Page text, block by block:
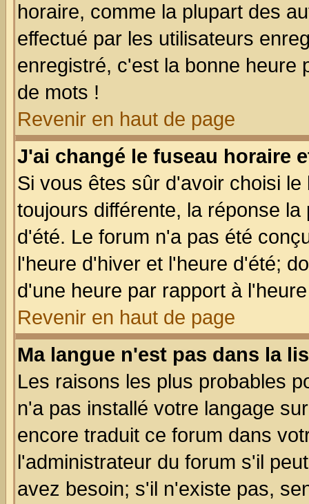
horaire, comme la plupart des
effectué par les utilisateurs
enregistré, c'est la bonne heure
de mots !
Revenir en haut de page
J'ai changé le fuseau horaire
Si vous êtes sûr d'avoir choisi
toujours différente, la réponse
d'été. Le forum n'a pas été
l'heure d'hiver et l'heure d'été;
d'une heure par rapport à
Revenir en haut de page
Ma langue n'est pas dans la
Les raisons les plus probables
n'a pas installé votre langage
encore traduit ce forum dans
l'administrateur du forum s'il
avez besoin; s'il n'existe pas,